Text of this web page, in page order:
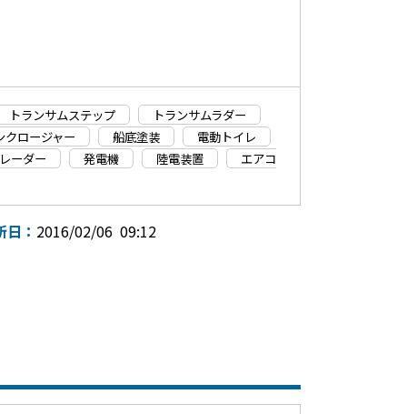
トランサムステップ
トランサムラダー
クロージャー 船底塗装
電動トイレ
レーダー 発電機 陸電装置
エアコ
： 2016/02/06 09:12